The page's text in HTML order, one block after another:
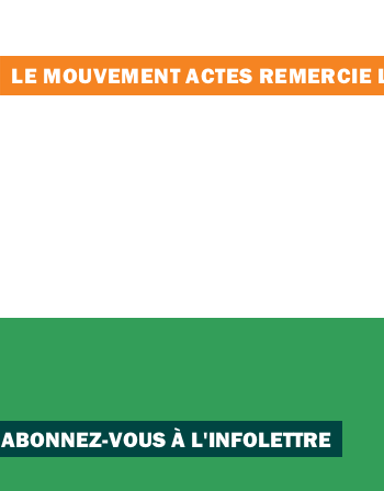
LE MOUVEMENT ACTES
ABONNEZ-VOUS À L'INFOLETTRE